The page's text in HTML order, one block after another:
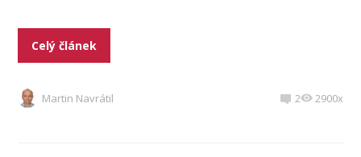
Celý článek
Martin Navrátil 2 2900x